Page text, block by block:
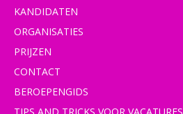
KANDIDATEN
ORGANISATIES
PRIJZEN
CONTACT
BEROEPENGIDS